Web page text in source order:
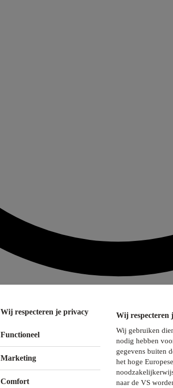
Wij respecteren je privacy
Functioneel
Marketing
Comfort
Wij respecteren
Wij gebruiken
nodig hebben
gegevens buiten
het hoge
naar de VS